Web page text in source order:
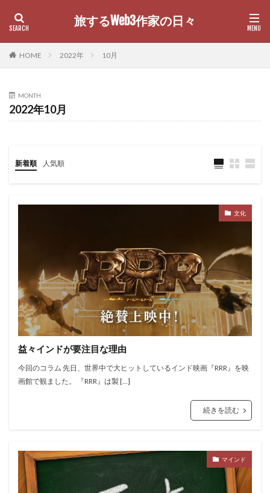
旅するWeb3作家の日々
HOME 2022年 10月
MONTH
2022年10月
新着順 人気順
文化
益々インドが要注目な理由
今回のコラム 先日、世界中で大ヒットしているインド映画『RRR』を映
画館で観ました。 『RRR』は製 […]
続きを読む
マインド